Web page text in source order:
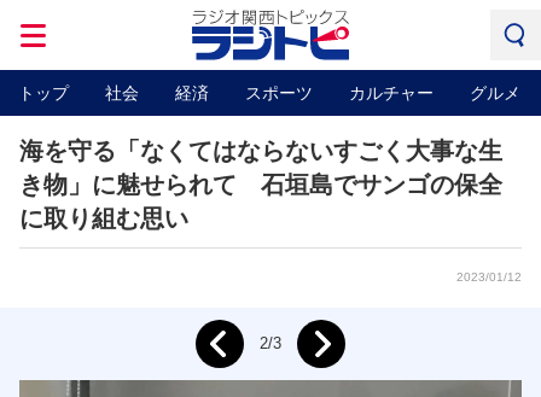
トップ 社会 経済 スポーツ カルチャー グルメ
海を守る「なくてはならないすごく大事な生
き物」に魅せられて 石垣島でサンゴの保全
に取り組む思い
2023/01/12
Prev 2/3 Next